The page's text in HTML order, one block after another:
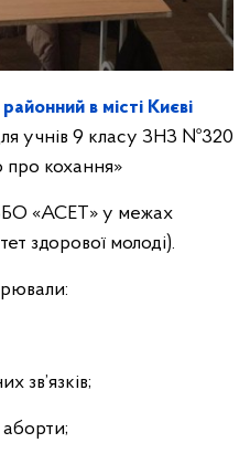
в місті Києві
учнів 9 класу ЗНЗ №320
про кохання»
«АСЕТ» у межах
здорової молоді).
зв’язків;